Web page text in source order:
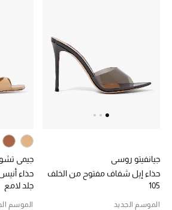
مستلزمات المنزل
تعكس توتيمي فن الأناقة السهلة بقطع أساسية
مصممة لتدوم وتتجاوز صيحات الموسم
جيانفيتو روسي
حذاء إيل شفاف مفتوح من الخلف
105
الموسم الجديد
جيمي
جلد لامع
الموسم